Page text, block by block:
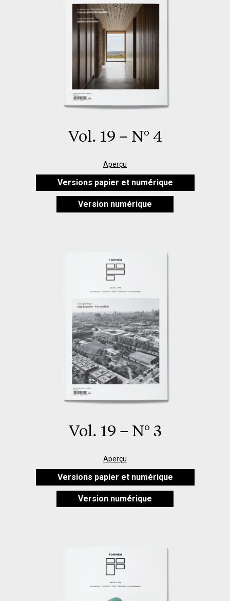
Vol. 19 – N° 4
Aperçu
Versions papier et numérique
Version numérique
Vol. 19 – N° 3
Aperçu
Versions papier et numérique
Version numérique